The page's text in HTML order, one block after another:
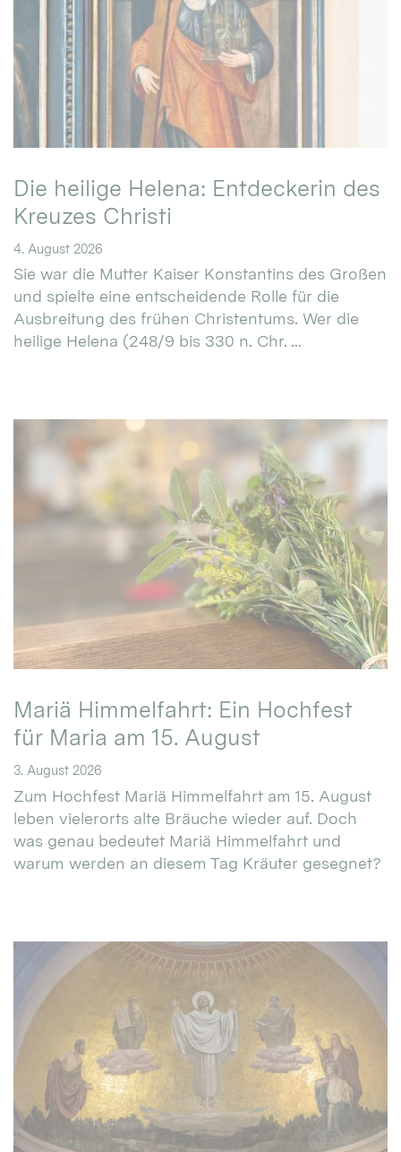
Die heilige Helena: Entdeckerin des
Kreuzes Christi
4. August 2026
Sie war die Mutter Kaiser Konstantins des Großen
und spielte eine entscheidende Rolle für die
Ausbreitung des frühen Christentums. Wer die
heilige Helena (248/9 bis 330 n. Chr. ...
Mariä Himmelfahrt: Ein Hochfest
für Maria am 15. August
3. August 2026
Zum Hochfest Mariä Himmelfahrt am 15. August
leben vielerorts alte Bräuche wieder auf. Doch
was genau bedeutet Mariä Himmelfahrt und
warum werden an diesem Tag Kräuter gesegnet?